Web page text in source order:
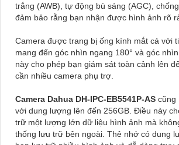
trắng (AWB), tự động bù sáng (AGC),
đảm bảo rằng bạn nhận được hình ảnh rõ
Camera được trang bị ống kính mắt cá với
mang đến góc nhìn ngang 180° và góc
này cho phép bạn giám sát toàn cảnh lên
cần nhiều camera phụ trợ.
Camera Dahua DH-IPC-EB5541P-AS cũng
với dung lượng lên đến 256GB. Điều này
trữ một lượng lớn dữ liệu hình ảnh mà
thống lưu trữ bên ngoài. Thẻ nhớ có dung